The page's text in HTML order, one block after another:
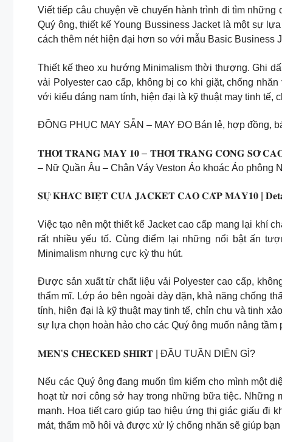
Viết tiếp câu chuyện về chuyến hành trình đi tìm
Quý ông, thiết kế Young Bussiness Jacket là một sự
cách thêm nét hiện đại hơn so với mẫu Basic Business
Thiết kế theo xu hướng Minimalism thời thượng. Ghi
vải Polyester cao cấp, không bị co khi giặt, chống
với kiểu dáng nam tính, hiện đại là kỹ thuật may tinh tế,
ĐỒNG PHỤC MAY SẴN – MAY ĐO Bán lẻ, hợp đồng,
𝐓𝐇𝐎̛̀𝐈 𝐓𝐑𝐀𝐍𝐆 𝐌𝐀𝐘 𝟏𝟎 – 𝐓𝐇𝐎̛̀𝐈 𝐓𝐑𝐀𝐍𝐆 𝐂𝐎̂𝐍𝐆 𝐒𝐎̛̉ 𝐂𝐀𝐎
– Nữ Quần Âu – Chân Váy Veston Áo khoác Áo phông
𝐒𝐔̛̣ 𝐊𝐇𝐀́𝐂 𝐁𝐈𝐄̣̂𝐓 𝐂𝐔̉𝐀 𝐉𝐀𝐂𝐊𝐄𝐓 𝐂𝐀𝐎 𝐂𝐀̂́𝐏 𝐌𝐀𝐘𝟏𝟎 |
Việc tạo nên một thiết kế Jacket cao cấp mang lại khí
rất nhiều yếu tố. Cùng điểm lại những nổi bật ấn
Minimalism nhưng cực kỳ thu hút.
Được sản xuất từ chất liệu vải Polyester cao cấp,
thẩm mĩ. Lớp áo bên ngoài dày dặn, khả năng chống
tính, hiện đại là kỹ thuật may tinh tế, chỉn chu và tinh
sự lựa chọn hoàn hảo cho các Quý ông muốn nâng
𝐌𝐄𝐍’𝐒 𝐂𝐇𝐄𝐂𝐊𝐄𝐃 𝐒𝐇𝐈𝐑𝐓 | ĐẦU TUẦN DIỆN GÌ?
Nếu các Quý ông đang muốn tìm kiếm cho mình một
hoạt từ nơi công sở hay trong những bữa tiệc. Những
mạnh. Hoạ tiết caro giúp tạo hiệu ứng thị giác giấu đi
mát, thấm mồ hôi và được xử lý chống nhăn sẽ giúp